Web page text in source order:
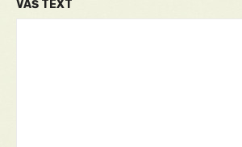
VÁŠ TEXT